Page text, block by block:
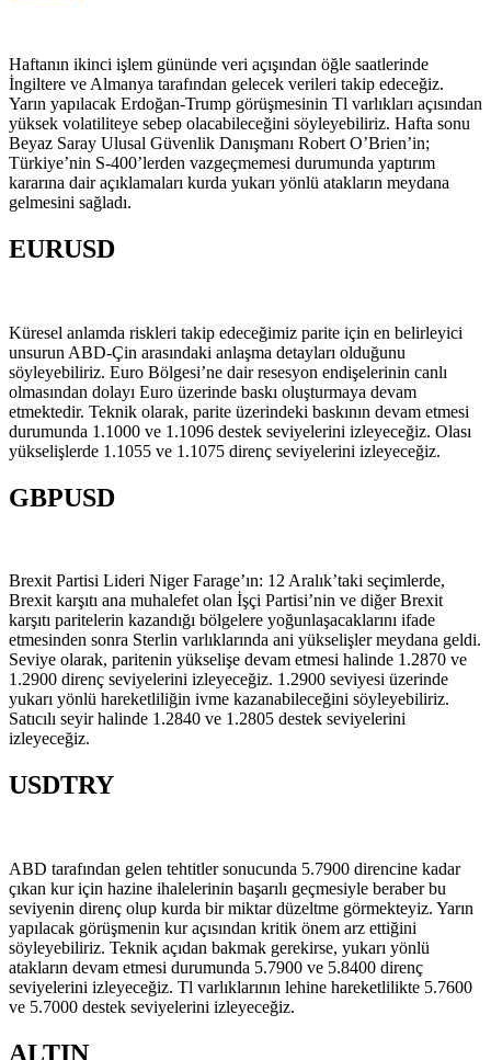
Haftanın ikinci işlem gününde veri açışından öğle saatlerinde
İngiltere ve Almanya tarafından gelecek verileri takip edeceğiz.
Yarın yapılacak Erdoğan-Trump görüşmesinin Tl varlıkları açısından
yüksek volatiliteye sebep olacabileceğini söyleyebiliriz. Hafta sonu
Beyaz Saray Ulusal Güvenlik Danışmanı Robert O’Brien’in;
Türkiye’nin S-400’lerden vazgeçmemesi durumunda yaptırım
kararına dair açıklamaları kurda yukarı yönlü atakların meydana
gelmesini sağladı.
EURUSD
Küresel anlamda riskleri takip edeceğimiz parite için en belirleyici
unsurun ABD-Çin arasındaki anlaşma detayları olduğunu
söyleyebiliriz. Euro Bölgesi’ne dair resesyon endişelerinin canlı
olmasından dolayı Euro üzerinde baskı oluşturmaya devam
etmektedir. Teknik olarak, parite üzerindeki baskının devam etmesi
durumunda 1.1000 ve 1.1096 destek seviyelerini izleyeceğiz. Olası
yükselişlerde 1.1055 ve 1.1075 direnç seviyelerini izleyeceğiz.
GBPUSD
Brexit Partisi Lideri Niger Farage’ın: 12 Aralık’taki seçimlerde,
Brexit karşıtı ana muhalefet olan İşçi Partisi’nin ve diğer Brexit
karşıtı paritelerin kazandığı bölgelere yoğunlaşacaklarını ifade
etmesinden sonra Sterlin varlıklarında ani yükselişler meydana geldi.
Seviye olarak, paritenin yükselişe devam etmesi halinde 1.2870 ve
1.2900 direnç seviyelerini izleyeceğiz. 1.2900 seviyesi üzerinde
yukarı yönlü hareketliliğin ivme kazanabileceğini söyleyebiliriz.
Satıcılı seyir halinde 1.2840 ve 1.2805 destek seviyelerini
izleyeceğiz.
USDTRY
ABD tarafından gelen tehtitler sonucunda 5.7900 direncine kadar
çıkan kur için hazine ihalelerinin başarılı geçmesiyle beraber bu
seviyenin direnç olup kurda bir miktar düzeltme görmekteyiz. Yarın
yapılacak görüşmenin kur açısından kritik önem arz ettiğini
söyleyebiliriz. Teknik açıdan bakmak gerekirse, yukarı yönlü
atakların devam etmesi durumunda 5.7900 ve 5.8400 direnç
seviyelerini izleyeceğiz. Tl varlıklarının lehine hareketlilikte 5.7600
ve 5.7000 destek seviyelerini izleyeceğiz.
ALTIN